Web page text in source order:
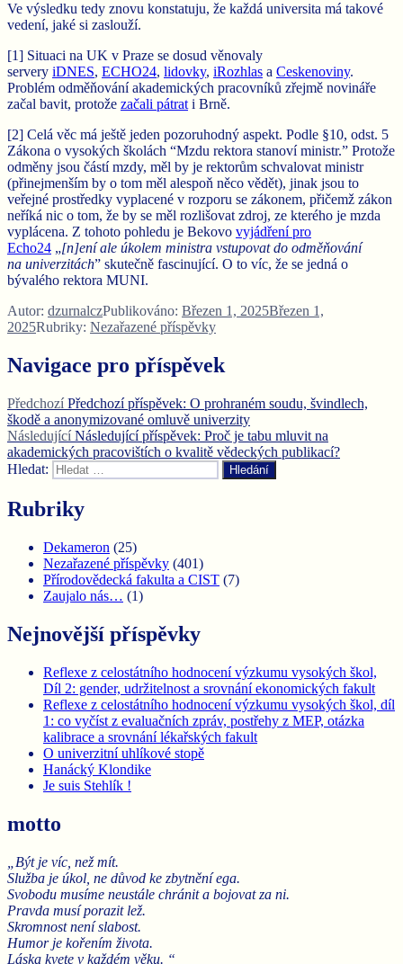
Ve výsledku tedy znovu konstatuju, že každá universita má takové
vedení, jaké si zaslouží.
[1] Situaci na UK v Praze se dosud věnovaly
servery iDNES, ECHO24, lidovky, iRozhlas a Ceskenoviny.
Problém odměňování akademických pracovníků zřejmě novináře
začal bavit, protože začali pátrati Brně.
[2] Celá věc má ještě jeden pozoruhodný aspekt. Podle §10, odst. 5
Zákona o vysokých školách “Mzdu rektora stanoví ministr.” Protože
odměny jsou částí mzdy, měl by je rektorům schvalovat ministr
(přinejmenším by o tom měl alespoň něco vědět), jinak jsou to
veřejné prostředky vyplacené v rozporu se zákonem, přičemž zákon
neříká nic o tom, že by se měl rozlišovat zdroj, ze kterého je mzda
vyplácena. Z tohoto pohledu je Bekovo vyjádření pro
Echo24 „[n]ení ale úkolem ministra vstupovat do odměňování
na univerzitách” skutečně fascinující. O to víc, že se jedná o
bývalého rektora MUNI.
Autor: dzurnalczPublikováno: Březen 1, 2025Březen 1,
2025Rubriky: Nezařazené příspěvky
Navigace pro příspěvek
Předchozí Předchozí příspěvek: O prohraném soudu, švindlech,
škodě a anonymizované omluvě univerzity
Následující Následující příspěvek: Proč je tabu mluvit na
akademických pracovištích o kvalitě vědeckých publikací?
Hledat:
Hledání
Rubriky
Dekameron (25)
Nezařazené příspěvky (401)
Přírodovědecká fakulta a CIST (7)
Zaujalo nás… (1)
Nejnovější příspěvky
Reflexe z celostátního hodnocení výzkumu vysokých škol,
Díl 2: gender, udržitelnost a srovnání ekonomických fakult
Reflexe z celostátního hodnocení výzkumu vysokých škol, díl
1: co vyčíst z evaluačních zpráv, postřehy z MEP, otázka
kalibrace a srovnání lékařských fakult
O univerzitní uhlíkové stopě
Hanácký Klondike
Je suis Stehlík !
motto
„Být je víc, než mít.
Služba je úkol, ne důvod ke zbytnění ega.
Svobodu musíme neustále chránit a bojovat za ni.
Pravda musí porazit lež.
Skromnost není slabost.
Humor je kořením života.
Láska kvete v každém věku. “